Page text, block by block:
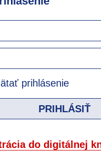
prihlásenie
PRIHLÁSIŤ
do digitálnej